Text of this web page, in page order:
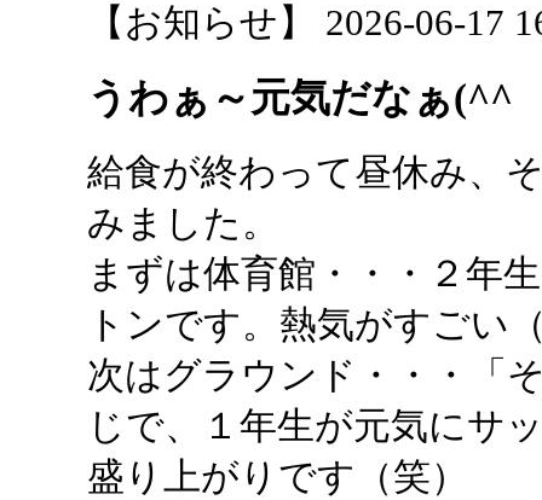
【お知らせ】 2026-06-17
うわぁ～元気だなぁ(^^
給食が終わって昼休み、
みました。
まずは体育館・・・２年
トンです。熱気がすごい
次はグラウンド・・・「
じで、１年生が元気にサ
盛り上がりです（笑）